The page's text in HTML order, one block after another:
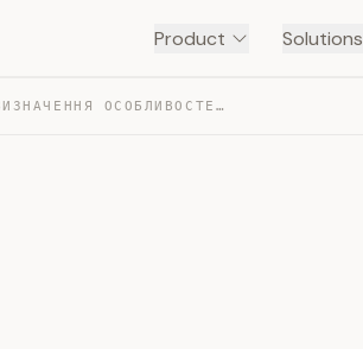
Product Solutions
ПРАКТИЧНА РОБОТА. ВИЗНАЧЕННЯ ОСОБЛИВОСТЕЙ ЗОВНІШНЬОЇ БУ… — TRANSCRIPT